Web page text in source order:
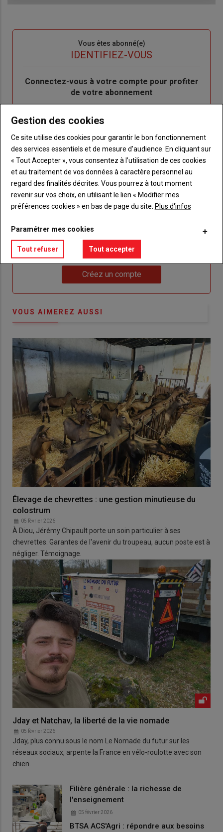
Vous êtes abonné(e)
IDENTIFIEZ-VOUS
Body
Connectez-vous à votre compte pour profiter
de votre abonnement
"Créer
un
nouveau
compte"
Lien
"Réinitialiser
votre
mot
de
passe"
Réinitialiser votre mot de passe
Je me connecte
titre
Vous n'êtes pas abonné(e)
TITRE CRÉEZ UN COMPTE
BodyChoisissez votre formule et créez votre
compte pour accéder à tout {nom-site}.
Créez un compte
VOUS AIMEREZ AUSSI
Élevage de chevrettes : une gestion minutieuse du
colostrum
05 février 2026
À Diou, Jérémy Chipault porte un soin particulier à ses
chevrettes. Garantes de l'avenir du troupeau, aucun poste est à
négliger. Témoignage.
Jday et Natchav, la liberté de la vie nomade
05 février 2026
Jday, plus connu sous le nom Le Nomade du futur sur les
réseaux sociaux, arpente la France en vélo-roulotte avec son
chien.
Filière générale : la richesse de
l'enseignement
05 février 2026
BTSA ACS'Agri : répondre aux besoins
Gestion des cookies
Ce site utilise des cookies pour garantir le bon fonctionnement
des services essentiels et de mesure d’audience. En cliquant sur
« Tout Accepter », vous consentez à l’utilisation de ces cookies
et au traitement de vos données à caractère personnel au
regard des finalités décrites. Vous pourrez à tout moment
revenir sur vos choix, en utilisant le lien « Modifier mes
préférences cookies » en bas de page du site. Plus d'infos
Paramétrer mes cookies
Tout refuser Tout accepter